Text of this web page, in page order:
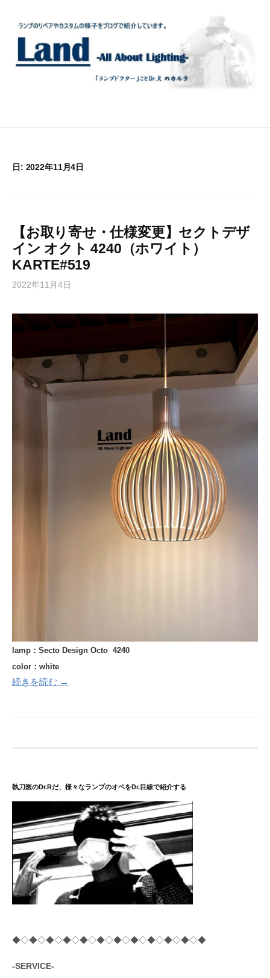
日: 2022年11月4日
【お取り寄せ・仕様変更】セクトデザ
イン オクト 4240（ホワイト）
KARTE#519
2022年11月4日
lamp：Secto Design Octo 4240
color：white
続きを読む →
執刀医のDr.Rだ、様々なランプのオペをDr.目線で紹介する
◆◇◆◇◆◇◆◇◆◇◆◇◆◇◆◇◆◇◆◇◆◇◆
-SERVICE-